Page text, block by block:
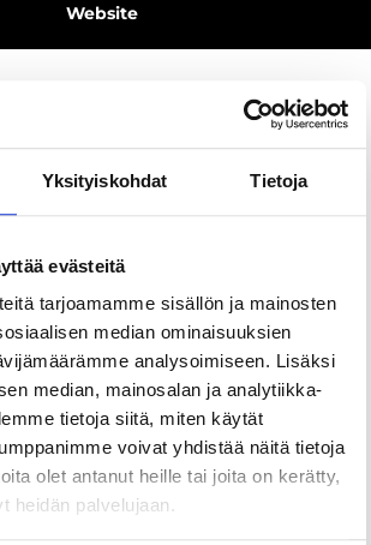
Yksityiskohdat Tietoja
evästeitä
tarjoamamme sisällön ja mainosten
median ominaisuuksien
analysoimiseen. Lisäksi
median, mainosalan ja analytiikka-
tietoja siitä, miten käytät
voivat yhdistää näitä tietoja
olet antanut heille tai joita on kerätty,
heidän palvelujaan.
Website
has been awarded
Finland (STF) -label
Finland (STF) is a free
by Visit Finland to help
and destinations build